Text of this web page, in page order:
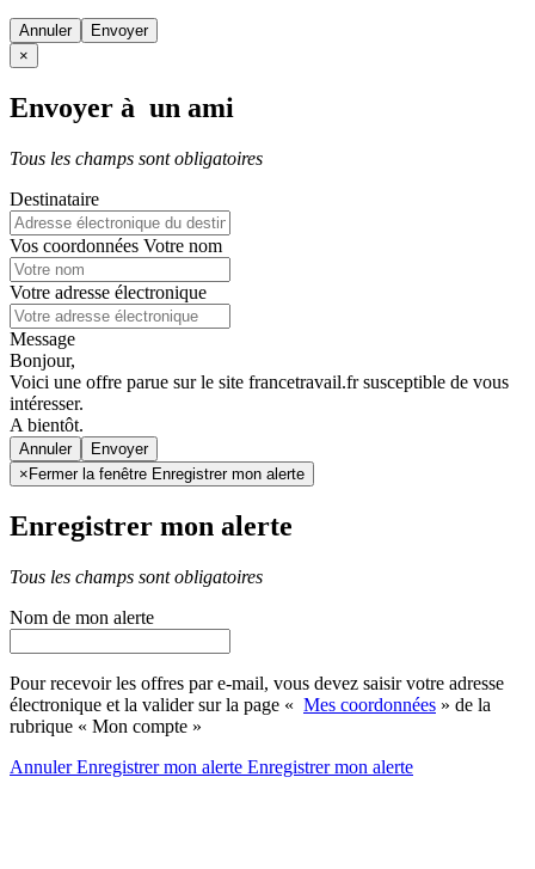
Annuler
×
Envoyer à un ami
Tous les champs sont obligatoires
Destinataire
Vos coordonnées Votre nom
Votre adresse électronique
Message
Bonjour,
Voici une offre parue sur le site francetravail.fr susceptible de vous
intéresser.
A bientôt.
Annuler
× Fermer la fenêtre Enregistrer mon alerte
Enregistrer mon alerte
Tous les champs sont obligatoires
Nom de mon alerte
Pour recevoir les offres par e-mail, vous devez saisir votre adresse
électronique et la valider sur la page « Mes coordonnées » de la
rubrique « Mon compte »
AnnulerEnregistrer mon alerte Enregistrermon alerte